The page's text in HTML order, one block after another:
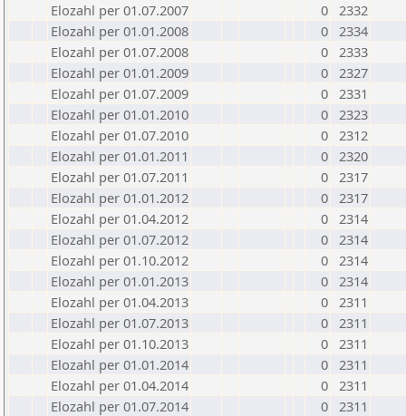
Elozahl per 01.07.2007
0 2332
Elozahl per 01.01.2008
0 2334
Elozahl per 01.07.2008
0 2333
Elozahl per 01.01.2009
0 2327
Elozahl per 01.07.2009
0 2331
Elozahl per 01.01.2010
0 2323
Elozahl per 01.07.2010
0 2312
Elozahl per 01.01.2011
0 2320
Elozahl per 01.07.2011
0 2317
Elozahl per 01.01.2012
0 2317
Elozahl per 01.04.2012
0 2314
Elozahl per 01.07.2012
0 2314
Elozahl per 01.10.2012
0 2314
Elozahl per 01.01.2013
0 2314
Elozahl per 01.04.2013
0 2311
Elozahl per 01.07.2013
0 2311
Elozahl per 01.10.2013
0 2311
Elozahl per 01.01.2014
0 2311
Elozahl per 01.04.2014
0 2311
Elozahl per 01.07.2014
0 2311